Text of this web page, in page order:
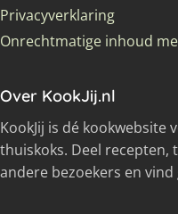
Privacyverklaring
Onrechtmatige inhoud
Over KookJij.nl
KookJij is dé
thuiskoks. Deel recepten,
andere bezoekers en